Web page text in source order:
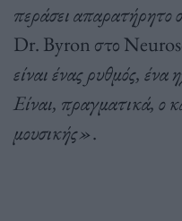
περάσει απαρατήρητο
Dr. Byron στο
είναι ένας ρυθμός,
Είναι, πραγματικά, ο
μουσικής».